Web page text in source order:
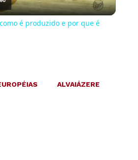
Video
é produzido e por que é
ALVAIÁZERE